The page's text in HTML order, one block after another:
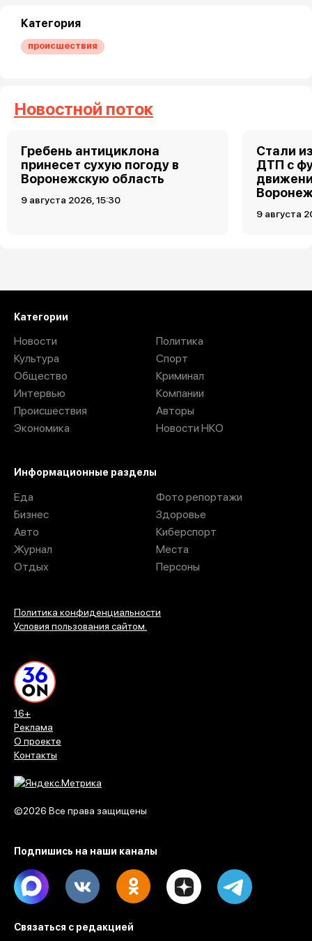
Категория
происшествия
Новостной поток
Гребень антициклона
принесет сухую погоду в
Воронежскую область
9 августа 2026, 15:30
Стали
ДТП с
9 августа
16+
Реклама
О проекте
Контакты
©2026 Все права защищены
Категории
Новости
Культура
Общество
Интервью
Происшествия
Экономика
Политика
Спорт
Криминал
Компании
Авторы
Новости НКО
Информационные разделы
Еда
Бизнес
Авто
Журнал
Отдых
Фото репортажи
Здоровье
Киберспорт
Места
Персоны
Политика конфиденциальности
Условия пользования сайтом.
Подпишись на наши каналы
Max Dzen
Связаться с редакцией